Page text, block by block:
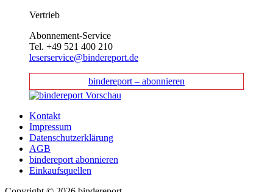
Vertrieb
Abonnement-Service
Tel. +49 521 400 210
leserservice@bindereport.de
bindereport – abonnieren
Kontakt
Impressum
Datenschutzerklärung
AGB
bindereport abonnieren
Einkaufsquellen